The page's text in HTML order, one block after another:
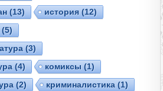
(13) история (12)
(5)
(3)
(4) комиксы (1)
(2) криминалистика (1)